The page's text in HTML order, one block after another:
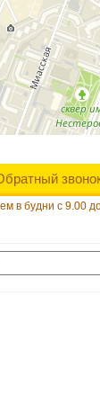
API нужен ключ.
в будни с 9.00